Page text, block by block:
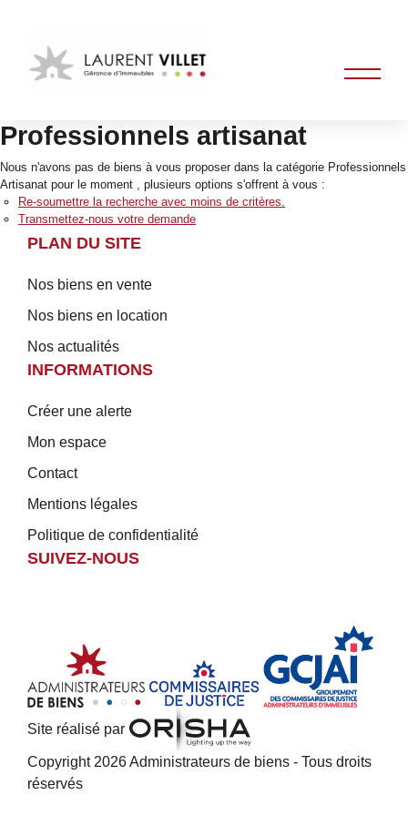
Professionnels artisanat
Nous n'avons pas de biens à vous proposer dans la catégorie Professionnels
Artisanat pour le moment , plusieurs options s'offrent à vous :
Re-soumettre la recherche avec moins de critères.
Transmettez-nous votre demande
PLAN DU SITE
Nos biens en vente
Nos biens en location
Nos actualités
INFORMATIONS
Créer une alerte
Mon espace
Contact
Mentions légales
Politique de confidentialité
SUIVEZ-NOUS
Site réalisé par
Copyright 2026 Administrateurs de biens - Tous droits
réservés